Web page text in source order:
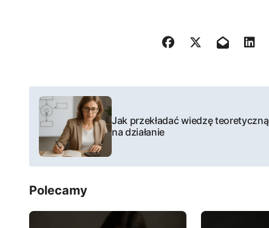
N
w
i
g
a
Jak przekładać wiedzę teoretyczną
na działanie
Polecamy